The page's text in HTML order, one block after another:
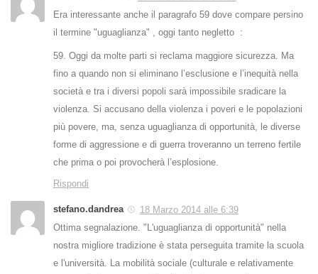
Era interessante anche il paragrafo 59 dove compare persino
il termine "uguaglianza" , oggi tanto negletto :
59. Oggi da molte parti si reclama maggiore sicurezza. Ma
fino a quando non si eliminano l’esclusione e l’inequità nella
società e tra i diversi popoli sarà impossibile sradicare la
violenza. Si accusano della violenza i poveri e le popolazioni
più povere, ma, senza uguaglianza di opportunità, le diverse
forme di aggressione e di guerra troveranno un terreno fertile
che prima o poi provocherà l’esplosione.
Rispondi
stefano.dandrea
18 Marzo 2014 alle 6:39
Ottima segnalazione. "L'uguaglianza di opportunità" nella
nostra migliore tradizione è stata perseguita tramite la scuola
e l'università. La mobilità sociale (culturale e relativamente